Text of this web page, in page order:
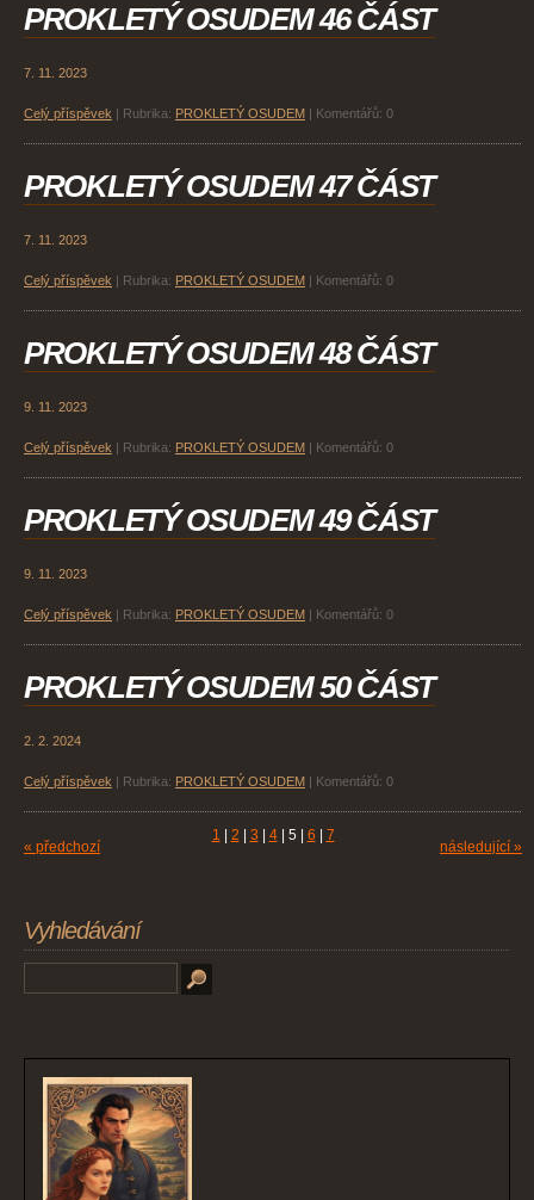
PROKLETÝ OSUDEM 46 ČÁST
7. 11. 2023
Celý příspěvek Rubrika: PROKLETÝ OSUDEM Komentářů: 0
PROKLETÝ OSUDEM 47 ČÁST
7. 11. 2023
Celý příspěvek Rubrika: PROKLETÝ OSUDEM Komentářů: 0
PROKLETÝ OSUDEM 48 ČÁST
9. 11. 2023
Celý příspěvek Rubrika: PROKLETÝ OSUDEM Komentářů: 0
PROKLETÝ OSUDEM 49 ČÁST
9. 11. 2023
Celý příspěvek Rubrika: PROKLETÝ OSUDEM Komentářů: 0
PROKLETÝ OSUDEM 50 ČÁST
2. 2. 2024
Celý příspěvek Rubrika: PROKLETÝ OSUDEM Komentářů: 0
« předchozí
1 2 3 4 5 6 7
následující »
Vyhledávání